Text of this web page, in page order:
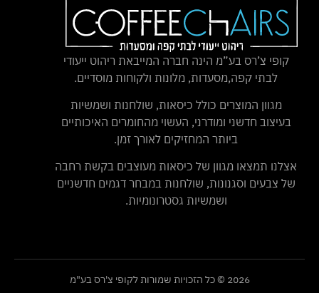
קופי צ’רס בע”מ הינה חברה המייבאת ריהוט ייעודי
לבתי קפה,מסעדות, מלונות ולקוחות מוסדיים.
מגוון המוצרים כולל כיסאות, שולחנות ושמשיות
בעיצוב חדשני ומודרני, העשוי מהחומרים האיכותיים
ביותר המחזיקים לאורך זמן.
אצלנו תמצאו מגוון של כיסאות מעוצבים בקשת רחבה
של צבעים וסגנונות, שולחנות במבחר דגמים חדשניים
ושמשיות גסטרונומיות.
2026 © כל הזכויות שמורות לקופי צ'רס בע"מ